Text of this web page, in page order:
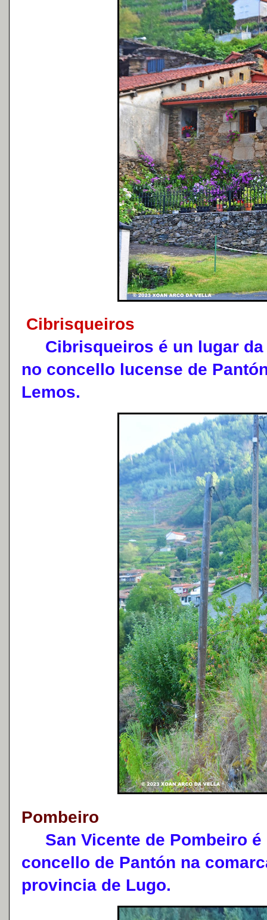
Cibrisqueiros
Cibrisqueiros é un lugar da
no concello lucense de
Lemos.
Pombeiro
San Vicente de Pombeiro é
concello de Pantón na
provincia de Lugo.